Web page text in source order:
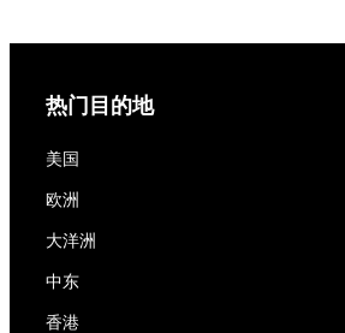
热门目的地
美国
欧洲
大洋洲
中东
香港